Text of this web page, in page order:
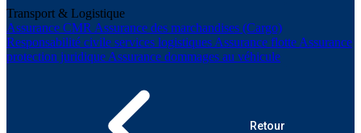
Transport & Logistique
Assurance CMR Assurance des marchandises (Cargo)
Responsabilité civile services logistiques Assurance flotte Assurance
protection juridique Assurance dommages au véhicule
Retour